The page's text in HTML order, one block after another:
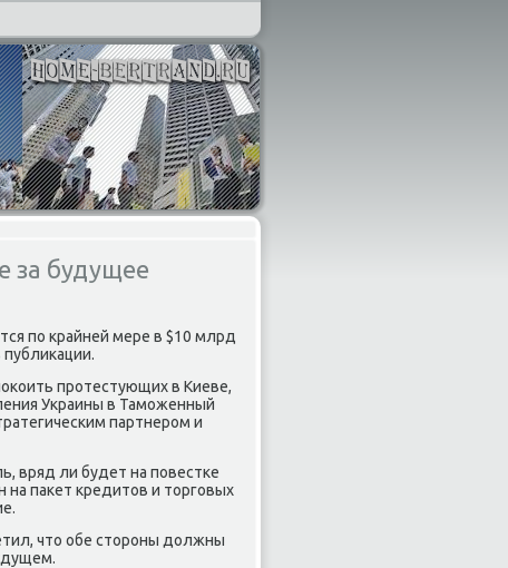
за будущее
по крайней мере в $10 млрд
протестующих в Киеве,
Украины в Таможенный
партнером и
вряд ли будет на повестке
на пакет кредитов и торговых
что обе стороны должны